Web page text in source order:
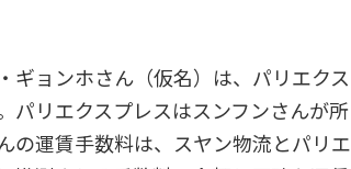
ョンホさん（仮名）は、パリエクス
パリエクスプレスはスンフンさんが所
の運賃手数料は、スヤン物流とパリエ